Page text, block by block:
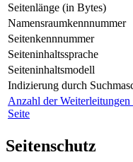
Seitenlänge (in Bytes)
Namensraumkennnummer
Seitenkennnummer
Seiteninhaltssprache
Seiteninhaltsmodell
Indizierung durch
Anzahl der Weiterleitungen
Seite
Seitenschutz